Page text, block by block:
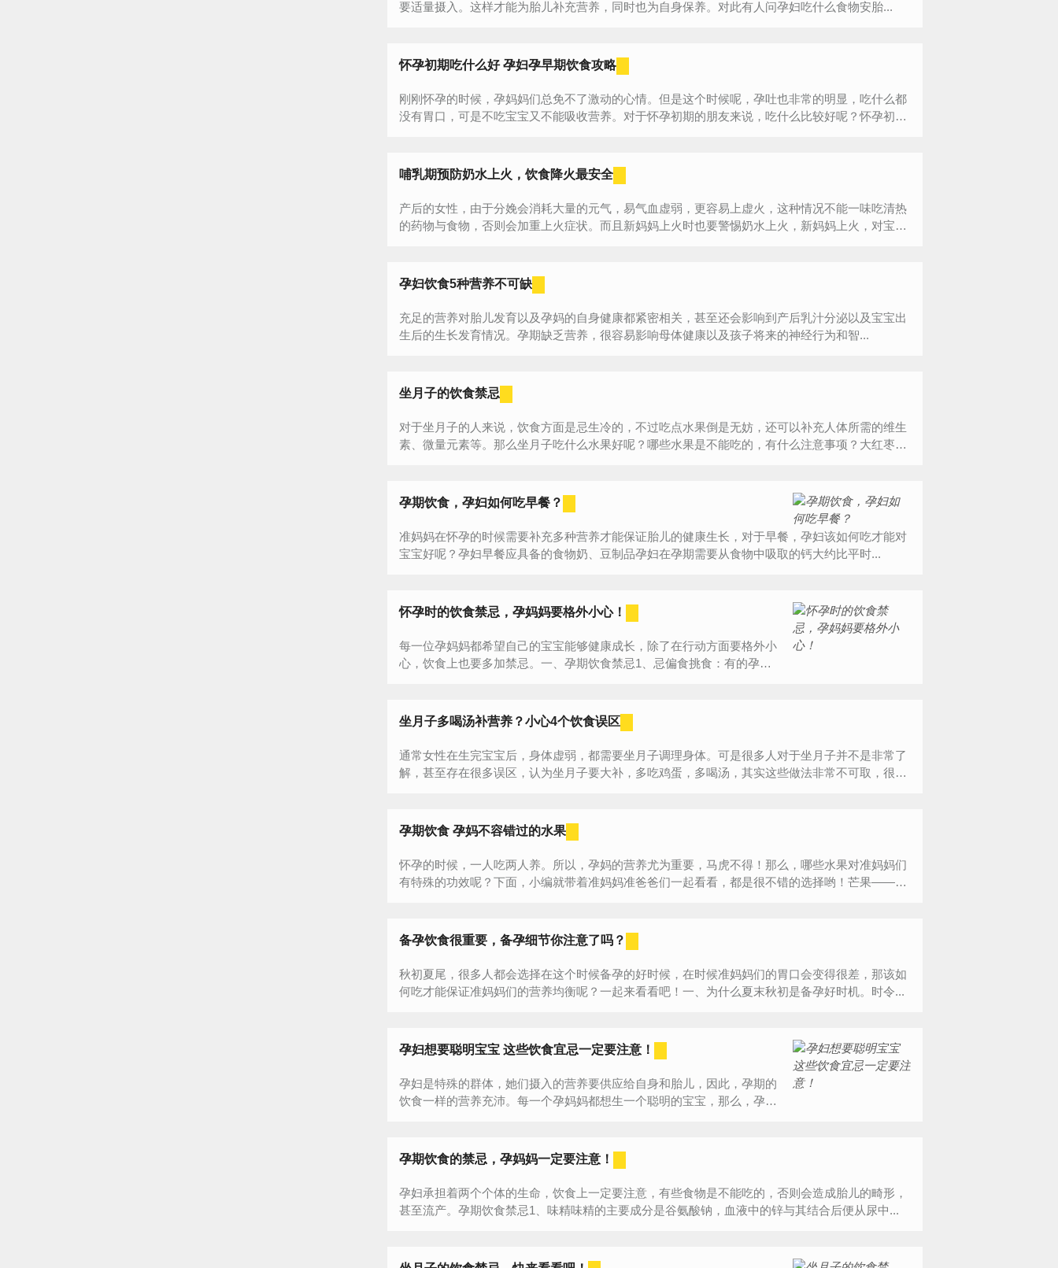
要适量摄入。这样才能为胎儿补充营养，同时也为自身保养。对此有人问孕妇吃什么食物安胎...
怀孕初期吃什么好 孕妇孕早期饮食攻略
刚刚怀孕的时候，孕妈妈们总免不了激动的心情。但是这个时候呢，孕吐也非常的明显，吃什么都
没有胃口，可是不吃宝宝又不能吸收营养。对于怀孕初期的朋友来说，吃什么比较好呢？怀孕初
哺乳期预防奶水上火，饮食降火最安全
产后的女性，由于分娩会消耗大量的元气，易气血虚弱，更容易上虚火，这种情况不能一味吃清热
的药物与食物，否则会加重上火症状。而且新妈妈上火时也要警惕奶水上火，新妈妈上火，对宝宝
孕妇饮食5种营养不可缺
充足的营养对胎儿发育以及孕妈的自身健康都紧密相关，甚至还会影响到产后乳汁分泌以及宝宝出
生后的生长发育情况。孕期缺乏营养，很容易影响母体健康以及孩子将来的神经行为和智...
坐月子的饮食禁忌
对于坐月子的人来说，饮食方面是忌生冷的，不过吃点水果倒是无妨，还可以补充人体所需的维生
素、微量元素等。那么坐月子吃什么水果好呢？哪些水果是不能吃的，有什么注意事项？大红枣
孕期饮食，孕妇如何吃早餐？
准妈妈在怀孕的时候需要补充多种营养才能保证胎儿的健康生长，对于早餐，孕妇该如何吃才能对
宝宝好呢？孕妇早餐应具备的食物奶、豆制品孕妇在孕期需要从食物中吸取的钙大约比平时...
怀孕时的饮食禁忌，孕妈妈要格外小心！
每一位孕妈妈都希望自己的宝宝能够健康成长，除了在行动方面要格外小
心，饮食上也要多加禁忌。一、孕期饮食禁忌1、忌偏食挑食：有的孕妇
坐月子多喝汤补营养？小心4个饮食误区
通常女性在生完宝宝后，身体虚弱，都需要坐月子调理身体。可是很多人对于坐月子并不是非常了
解，甚至存在很多误区，认为坐月子要大补，多吃鸡蛋，多喝汤，其实这些做法非常不可取，很可
孕期饮食 孕妈不容错过的水果
怀孕的时候，一人吃两人养。所以，孕妈的营养尤为重要，马虎不得！那么，哪些水果对准妈妈们
有特殊的功效呢？下面，小编就带着准妈妈准爸爸们一起看看，都是很不错的选择哟！芒果——有
备孕饮食很重要，备孕细节你注意了吗？
秋初夏尾，很多人都会选择在这个时候备孕的好时候，在时候准妈妈们的胃口会变得很差，那该如
何吃才能保证准妈妈们的营养均衡呢？一起来看看吧！一、为什么夏末秋初是备孕好时机。时令...
孕妇想要聪明宝宝 这些饮食宜忌一定要注意！
孕妇是特殊的群体，她们摄入的营养要供应给自身和胎儿，因此，孕期的
饮食一样的营养充沛。每一个孕妈妈都想生一个聪明的宝宝，那么，孕妇
孕期饮食的禁忌，孕妈妈一定要注意！
孕妇承担着两个个体的生命，饮食上一定要注意，有些食物是不能吃的，否则会造成胎儿的畸形，
甚至流产。孕期饮食禁忌1、味精味精的主要成分是谷氨酸钠，血液中的锌与其结合后便从尿中...